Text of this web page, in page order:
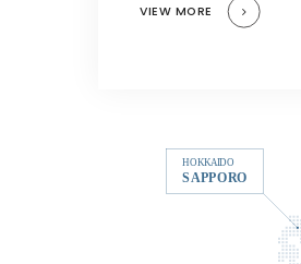
VIEW MORE